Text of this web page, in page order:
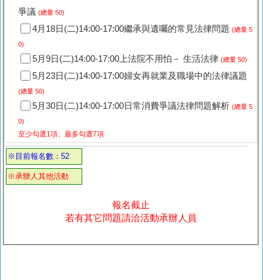
爭議 (總量 50)
4月18日(二)14:00-17:00繼承與遺囑的常見法律問題 (總量 5
0)
5月9日(二)14:00-17:00上法院不用怕－ 生活法律 (總量 50)
5月23日(二)14:00-17:00婦女再就業及職場中的法律議題
(總量 50)
5月30日(二)14:00-17:00日常消費爭議法律問題解析 (總量 5
0)
至少勾選1項、最多勾選7項
※目前報名數：52
※承辦人其他活動
報名截止
若有其它問題請洽活動承辦人員